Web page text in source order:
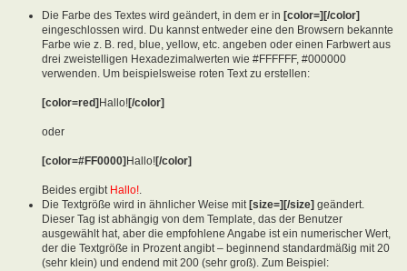
Die Farbe des Textes wird geändert, in dem er in [color=][/color]
eingeschlossen wird. Du kannst entweder eine den Browsern bekannte
Farbe wie z. B. red, blue, yellow, etc. angeben oder einen Farbwert aus
drei zweistelligen Hexadezimalwerten wie #FFFFFF, #000000
verwenden. Um beispielsweise roten Text zu erstellen:
[color=red]Hallo![/color]
oder
[color=#FF0000]Hallo![/color]
Beides ergibt Hallo!
Die Textgröße wird in ähnlicher Weise mit [size=][/size] geändert.
Dieser Tag ist abhängig von dem Template, das der Benutzer
ausgewählt hat, aber die empfohlene Angabe ist ein numerischer Wert,
der die Textgröße in Prozent angibt – beginnend standardmäßig mit 20
(sehr klein) und endend mit 200 (sehr groß). Zum Beispiel: